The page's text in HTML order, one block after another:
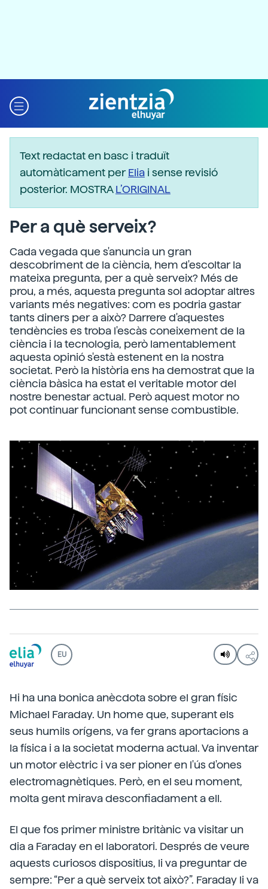
Text redactat en basc i traduït
automàticament perElia i sense revisió
posterior. MOSTRAL’ORIGINAL
Per a què serveix?
Cada vegada que s'anuncia un gran
descobriment de la ciència, hem d'escoltar la
mateixa pregunta, per a què serveix? Més de
prou, a més, aquesta pregunta sol adoptar altres
variants més negatives: com es podria gastar
tants diners per a això? Darrere d'aquestes
tendències es troba l'escàs coneixement de la
ciència i la tecnologia, però lamentablement
aquesta opinió s'està estenent en la nostra
societat. Però la història ens ha demostrat que la
ciència bàsica ha estat el veritable motor del
nostre benestar actual. Però aquest motor no
pot continuar funcionant sense combustible.
EU
Hi ha una bonica anècdota sobre el gran físic
Michael Faraday. Un home que, superant els
seus humils orígens, va fer grans aportacions a
la física i a la societat moderna actual. Va inventar
un motor elèctric i va ser pioner en l'ús d'ones
electromagnètiques. Però, en el seu moment,
molta gent mirava desconfiadament a ell.
El que fos primer ministre britànic va visitar un
dia a Faraday en el laboratori. Després de veure
aquests curiosos dispositius, li va preguntar de
sempre: “Per a què serveix tot això?”. Faraday li va